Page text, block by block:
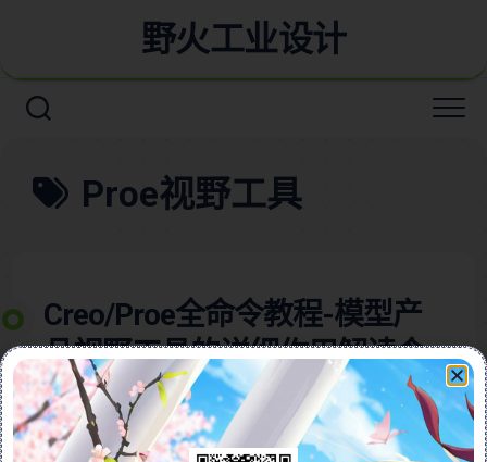
野火工业设计
Proe视野工具
Creo/Proe全命令教程-模型产
品视野工具的详细作用解读含
详细视频教程
本视频教程含图文详细介绍了Creo软件中的“视野”工